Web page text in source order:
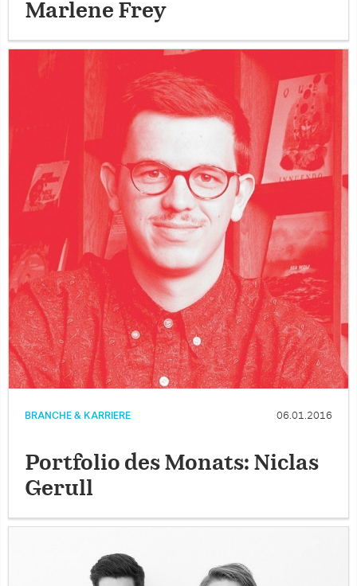
Marlene Frey
BRANCHE & KARRIERE 06.01.2016
Portfolio des Monats: Niclas
Gerull